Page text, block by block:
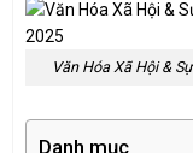
Văn Hóa Xã Hội &
Danh mục